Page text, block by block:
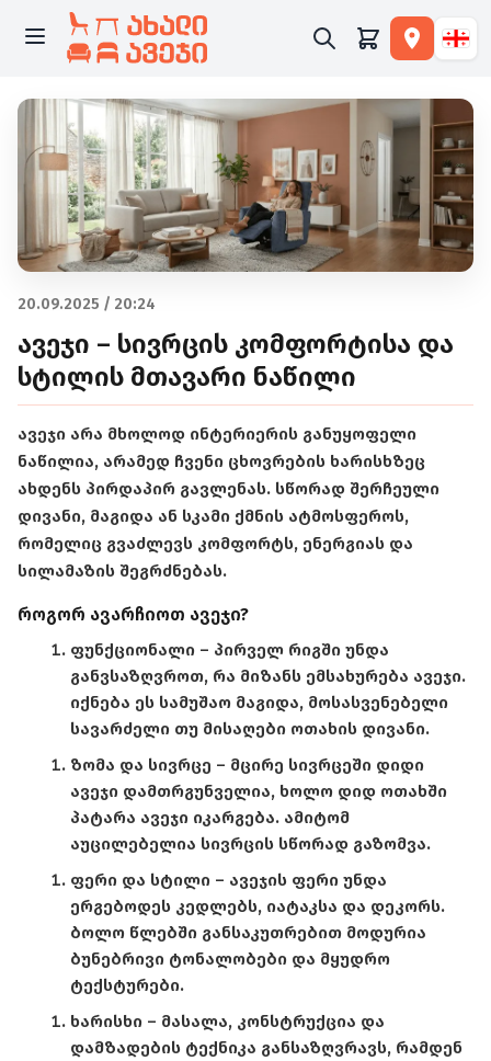
20.09.2025 / 20:24
ავეჯი – სივრცის კომფორტისა და
სტილის მთავარი ნაწილი
ავეჯი არა მხოლოდ ინტერიერის განუყოფელი
ნაწილია, არამედ ჩვენი ცხოვრების ხარისხზეც
ახდენს პირდაპირ გავლენას. სწორად შერჩეული
დივანი, მაგიდა ან სკამი ქმნის ატმოსფეროს,
რომელიც გვაძლევს კომფორტს, ენერგიას და
სილამაზის შეგრძნებას.
როგორ ავარჩიოთ ავეჯი?
ფუნქციონალი – პირველ რიგში უნდა
განვსაზღვროთ, რა მიზანს ემსახურება ავეჯი.
იქნება ეს სამუშაო მაგიდა, მოსასვენებელი
სავარძელი თუ მისაღები ოთახის დივანი.
ზომა და სივრცე – მცირე სივრცეში დიდი
ავეჯი დამთრგუნველია, ხოლო დიდ ოთახში
პატარა ავეჯი იკარგება. ამიტომ
აუცილებელია სივრცის სწორად გაზომვა.
ფერი და სტილი – ავეჯის ფერი უნდა
ერგებოდეს კედლებს, იატაკსა და დეკორს.
ბოლო წლებში განსაკუთრებით მოდურია
ბუნებრივი ტონალობები და მყუდრო
ტექსტურები.
ხარისხი – მასალა, კონსტრუქცია და
დამზადების ტექნიკა განსაზღვრავს, რამდენ